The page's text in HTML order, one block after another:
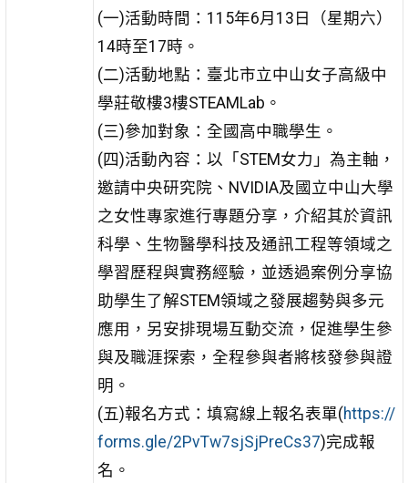
(一)活動時間：115年6月13日（星期六）
14時至17時。
(二)活動地點：臺北市立中山女子高級中
學莊敬樓3樓STEAMLab。
(三)參加對象：全國高中職學生。
(四)活動內容：以「STEM女力」為主軸，
邀請中央研究院、NVIDIA及國立中山大學
之女性專家進行專題分享，介紹其於資訊
科學、生物醫學科技及通訊工程等領域之
學習歷程與實務經驗，並透過案例分享協
助學生了解STEM領域之發展趨勢與多元
應用，另安排現場互動交流，促進學生參
與及職涯探索，全程參與者將核發參與證
明。
(五)報名方式：填寫線上報名表單(https://
forms.gle/2PvTw7sjSjPreCs37)完成報
名。